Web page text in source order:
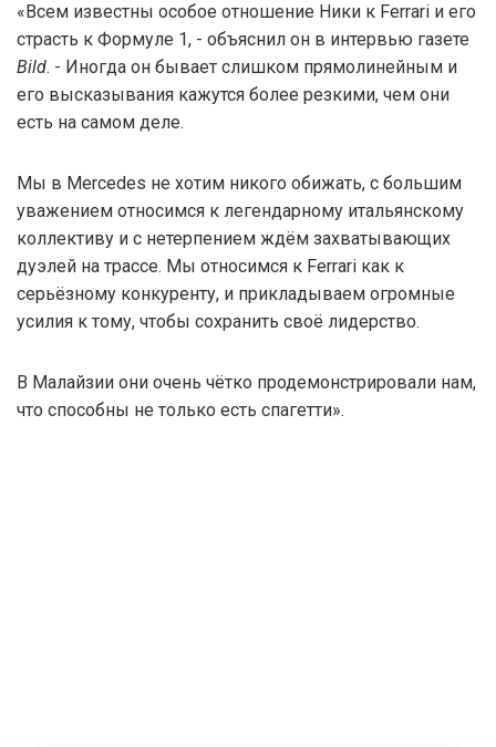
«Всем известны особое отношение Ники к Ferrari и его
страсть к Формуле 1, - объяснил он в интервью газете
Bild. - Иногда он бывает слишком прямолинейным и
его высказывания кажутся более резкими, чем они
есть на самом деле.
Мы в Mercedes не хотим никого обижать, с большим
уважением относимся к легендарному итальянскому
коллективу и с нетерпением ждём захватывающих
дуэлей на трассе. Мы относимся к Ferrari как к
серьёзному конкуренту, и прикладываем огромные
усилия к тому, чтобы сохранить своё лидерство.
В Малайзии они очень чётко продемонстрировали нам,
что способны не только есть спагетти».